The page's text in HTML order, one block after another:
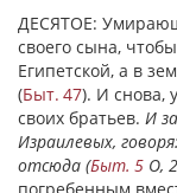
ДЕСЯТОЕ:
своего сына,
Египетской, а в
(Быт. 47). И снова,
своих братьев. И
Израилевых,
отсюда (Быт. 5 O,